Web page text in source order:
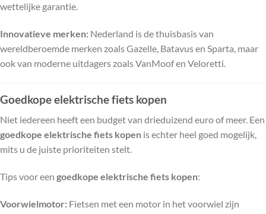
wettelijke garantie.
Innovatieve merken: Nederland is de thuisbasis van
wereldberoemde merken zoals Gazelle, Batavus en Sparta, maar
ook van moderne uitdagers zoals VanMoof en Veloretti.
Goedkope elektrische fiets kopen
Niet iedereen heeft een budget van drieduizend euro of meer. Een
goedkope elektrische fiets kopen is echter heel goed mogelijk,
mits u de juiste prioriteiten stelt.
Tips voor een goedkope elektrische fiets kopen:
Voorwielmotor: Fietsen met een motor in het voorwiel zijn